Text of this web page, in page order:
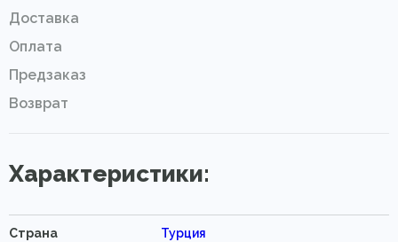
Доставка
Оплата
Предзаказ
Возврат
Характеристики:
Страна Турция